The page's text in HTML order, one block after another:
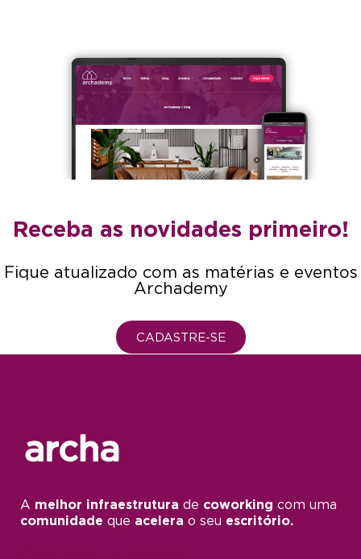
Receba as novidades primeiro!
Fique atualizado com as matérias e eventos
Archademy
CADASTRE-SE
A melhor infraestrutura de coworking com uma
comunidade que acelera o seu escritório.